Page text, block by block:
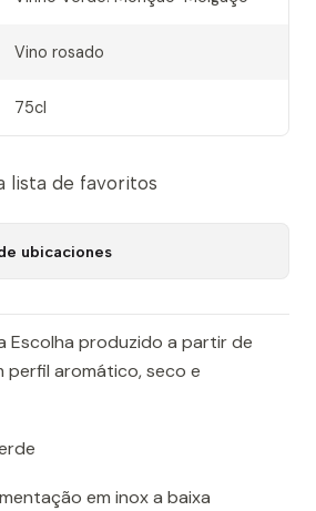
Vino rosado
75cl
lista de favoritos
ubicaciones
Escolha produzido a partir de
perfil aromático, seco e
em inox a baixa